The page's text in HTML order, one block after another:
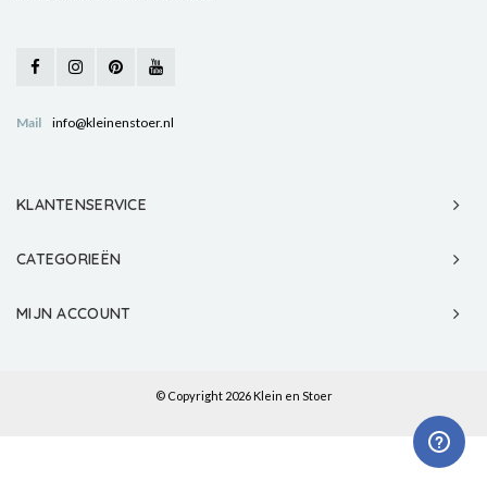
Mail info@kleinenstoer.nl
KLANTENSERVICE
CATEGORIEËN
MIJN ACCOUNT
© Copyright 2026 Klein en Stoer